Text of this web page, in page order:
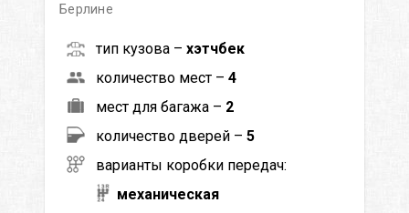
Берлине
тип кузова – хэтчбек
количество мест – 4
мест для багажа – 2
количество дверей – 5
варианты коробки передач:
механическая